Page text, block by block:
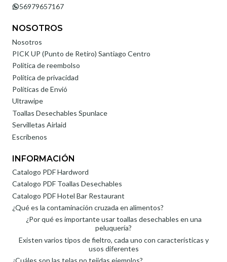
56979657167
NOSOTROS
Nosotros
PICK UP (Punto de Retiro) Santiago Centro
Politica de reembolso
Política de privacidad
Políticas de Envió
Ultrawipe
Toallas Desechables Spunlace
Servilletas Airlaid
Escríbenos
INFORMACIÓN
Catalogo PDF Hardword
Catalogo PDF Toallas Desechables
Catalogo PDF Hotel Bar Restaurant
¿Qué es la contaminación cruzada en alimentos?
¿Por qué es importante usar toallas desechables en una
peluquería?
Existen varios tipos de fieltro, cada uno con características y
usos diferentes